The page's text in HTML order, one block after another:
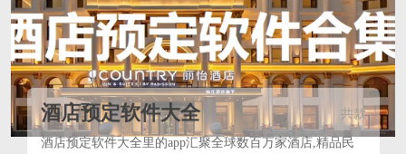
酒店预定软件大全 共款
酒店预定软件大全里的app汇聚全球数百万家酒店,精品民